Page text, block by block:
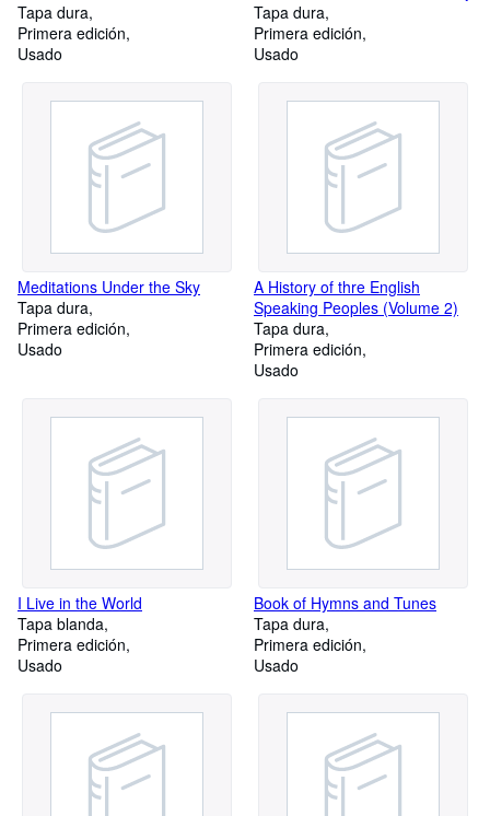
Tapa dura
Primera edición
Usado
Tapa dura
Primera edición
Usado
Meditations Under the Sky
Tapa dura
Primera edición
Usado
A History of thre English
Speaking Peoples (Volume 2)
Tapa dura
Primera edición
Usado
I Live in the World
Tapa blanda
Primera edición
Usado
Book of Hymns and Tunes
Tapa dura
Primera edición
Usado